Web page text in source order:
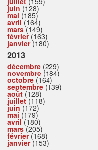
juin (128)
mai (185)
avril(164)
mars(149)
février(163)
janvier(180)
2013
décembre (229)
novembre (184)
octobre (164)
septembre (139)
août (128)
juillet(118)
juin (172)
mai (179)
avril(180)
mars(205)
février(168)
janvier(153)